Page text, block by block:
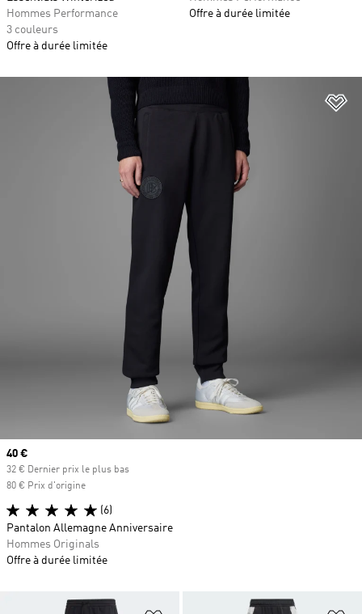
Hommes Performance
3 couleurs
Offre à durée limitée
Offre à durée limitée
Prix actuel
40 €
32 € Dernier prix le plus bas
80 € Prix d'origine
(6)
Pantalon Allemagne Anniversaire
Hommes Originals
Offre à durée limitée